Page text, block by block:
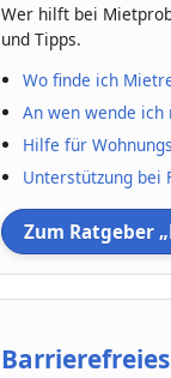
Wer hilft bei
und Tipps.
Wo finde ich
An wen wende
Hilfe für
Unterstützung bei
Zum Ratgeber